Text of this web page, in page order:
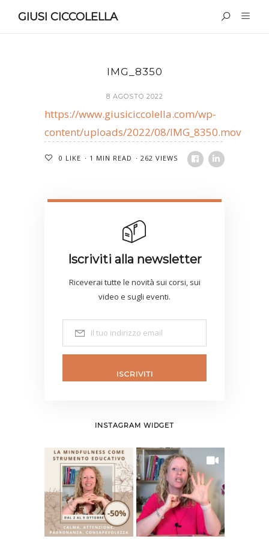
GIUSI CICCOLELLA
IMG_8350
8 AGOSTO 2022
https://www.giusiciccolella.com/wp-
content/uploads/2022/08/IMG_8350.mov
0 LIKE 1 MIN READ 262 VIEWS
Iscriviti alla newsletter
Riceverai tutte le novità sui corsi, sui
video e sugli eventi.
ISCRIVITI
INSTAGRAM WIDGET